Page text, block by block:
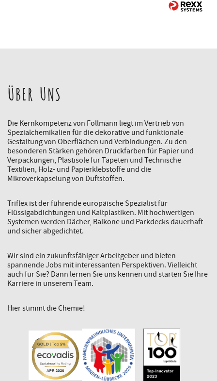
ÜBER UNS
Die Kernkompetenz von Follmann liegt im Vertrieb von
Spezialchemikalien für die dekorative und funktionale
Gestaltung von Oberflächen und Verbindungen. Zu den
besonderen Stärken gehören Druckfarben für Papier und
Verpackungen, Plastisole für Tapeten und Technische
Textilien, Holz- und Papierklebstoffe und die
Mikroverkapselung von Duftstoffen.
Triflex ist der führende europäische Spezialist für
Flüssigabdichtungen und Kaltplastiken. Mit hochwertigen
Systemen werden Dächer, Balkone und Parkdecks dauerhaft
und sicher abgedichtet.
Wir sind ein zukunftsfähiger Arbeitgeber und bieten
spannende Jobs mit interessanten Perspektiven. Vielleicht
auch für Sie? Dann lernen Sie uns kennen und starten Sie Ihre
Karriere in unserem Team.
Hier stimmt die Chemie!